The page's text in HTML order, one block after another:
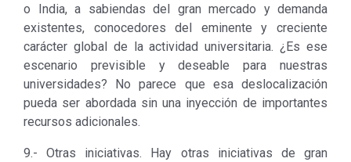
o India, a sabiendas del gran mercado y demanda
existentes, conocedores del eminente y creciente
carácter global de la actividad universitaria. ¿Es ese
escenario previsible y deseable para nuestras
universidades? No parece que esa deslocalización
pueda ser abordada sin una inyección de importantes
recursos adicionales.
9.- Otras iniciativas. Hay otras iniciativas de gran